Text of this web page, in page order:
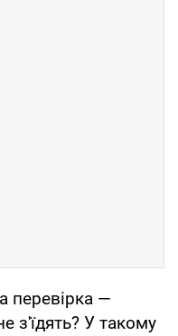
перевірка —
з'їдять? У такому